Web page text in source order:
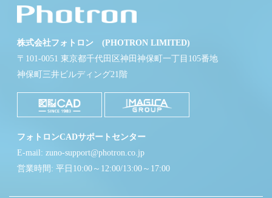
株式会社フォトロン (PHOTRON LIMITED)
〒101-0051 東京都千代田区神田神保町一丁目105番地
神保町三井ビルディング21階
フォトロンCADサポートセンター
E-mail: zuno-support@photron.co.jp
営業時間: 平日10:00～12:00/13:00～17:00